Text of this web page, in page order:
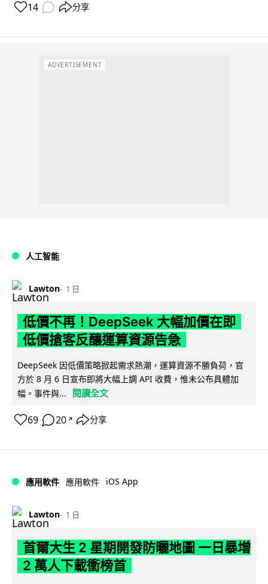
14 分享
ADVERTISEMENT
人工智能
Lawton 1 日
低價不再！DeepSeek 大幅加價在即
低價搶客反釀運算資源告急
DeepSeek 因低價策略掀起需求熱潮，運算資源不勝負荷，官
方於 8 月 6 日宣布即將大幅上調 API 收費，惟未公布具體加
幅。事件與...
閱讀全文
69 20 ↗ 分享
應用軟件 應用軟件 iOS App
Lawton 1 日
首爾大生 2 星期開發防曬地圖 一日暴增
2 萬人下載衝榜首